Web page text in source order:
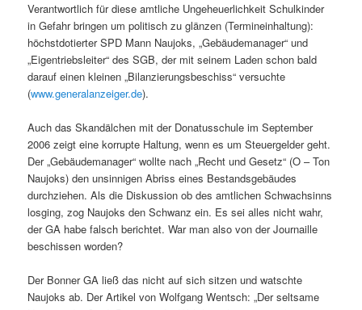
Verantwortlich für diese amtliche Ungeheuerlichkeit Schulkinder
in Gefahr bringen um politisch zu glänzen (Termineinhaltung):
höchstdotierter SPD Mann Naujoks, „Gebäudemanager“ und
„Eigentriebsleiter“ des SGB, der mit seinem Laden schon bald
darauf einen kleinen „Bilanzierungsbeschiss“ versuchte
(www.generalanzeiger.de).
Auch das Skandälchen mit der Donatusschule im September
2006 zeigt eine korrupte Haltung, wenn es um Steuergelder geht.
Der „Gebäudemanager“ wollte nach „Recht und Gesetz“ (O – Ton
Naujoks) den unsinnigen Abriss eines Bestandsgebäudes
durchziehen. Als die Diskussion ob des amtlichen Schwachsinns
losging, zog Naujoks den Schwanz ein. Es sei alles nicht wahr,
der GA habe falsch berichtet. War man also von der Journaille
beschissen worden?
Der Bonner GA ließ das nicht auf sich sitzen und watschte
Naujoks ab. Der Artikel von Wolfgang Wentsch: „Der seltsame